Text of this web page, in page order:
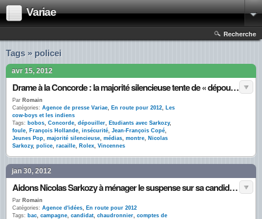
Variae
Recherche
Tags » policei
avr 15, 2012
Drame à la Concorde : la majorité silencieuse tente de « dépouiller » la Rolex de Sarkozy
Par Romain
Catégories: Agence de presse Variae, En route pour 2012, Les
cow-boys et les indiens
Tags: bobos, Concorde, dépouiller, Etudiants avec Sarkozy,
foule, François Hollande, insécurité, Jean-François Copé,
Jeunes Pop, majorité silencieuse, médias, montre, Nicolas
Sarkozy, police, racaille, Rolex, Vincennes
jan 30, 2012
Aidons Nicolas Sarkozy à ménager le suspense sur sa candidature
Par Romain
Catégories: Agence d'idées, En route pour 2012
Tags: bac, campagne, candidat, chaudronnier, comptes de